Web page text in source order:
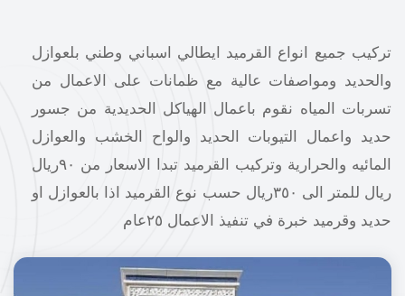
تركيب جميع انواع القرميد ايطالي اسباني وطني بلعوازل
والحديد ومواصفات عالية مع ظمانات على الاعمال من
تسربات المياه نقوم باعمال الهياكل الحديدية من جسور
حديد واعمال التيوبات الحديد والواح الخشب والعوازل
المائيه والحرارية وتركيب القرميد تبدا الاسعار من ٩٠ريال
ريال للمتر الى ٣٥٠ريال حسب نوع القرميد اذا بالعوازل او
حديد وقرميد خبرة في تنفيذ الاعمال ٢٥عام